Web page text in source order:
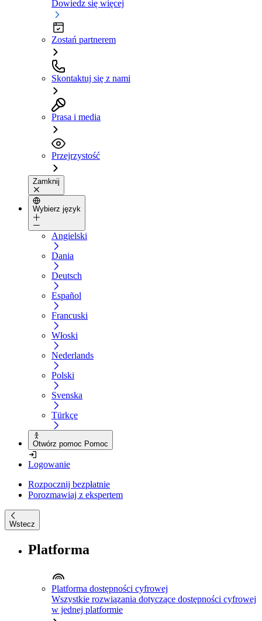
Dowiedz się więcej
Zostań partnerem
Skontaktuj się z nami
Prasa i media
Przejrzystość
Zamknij
Wybierz język
Angielski
Dania
Deutsch
Español
Francuski
Włoski
Nederlands
Polski
Svenska
Türkçe
Otwórz pomoc Pomoc
Logowanie
Rozpocznij bezpłatnie
Porozmawiaj z ekspertem
Wstecz
Platforma
Platforma dostępności cyfrowej
Wszystkie rozwiązania dotyczące dostępności cyfrowej
w jednej platformie